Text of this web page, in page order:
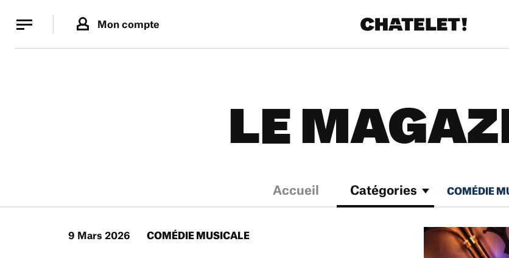
Mon compte
LE
Accueil Catégories COMÉDIE
9 Mars 2026 COMÉDIE MUSICALE